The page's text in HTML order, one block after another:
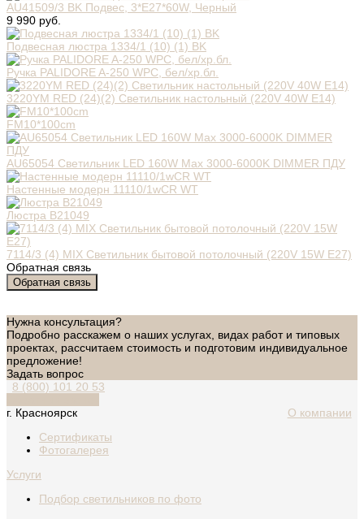
AU41509/3 BK Подвес, 3*E27*60W, Черный
9 990 руб.
Подвесная люстра 1334/1 (10) (1) BK
Ручка PALIDORE A-250 WPC, бел/хр.бл.
3220YM RED (24)(2) Светильник настольный (220V 40W E14)
FM10*100cm
AU65054 Светильник LED 160W Max 3000-6000K DIMMER ПДУ
Настенные модерн 11110/1wCR WT
Люстра B21049
7114/3 (4) MIX Светильник бытовой потолочный (220V 15W E27)
Обратная связь
Обратная связь
Нужна консультация?
Подробно расскажем о наших услугах, видах работ и типовых
проектах, рассчитаем стоимость и подготовим индивидуальное
предложение!
Задать вопрос
8 (800) 101 20 53
г. Красноярск
О компании
Сертификаты
Фотогалерея
Услуги
Подбор светильников по фото